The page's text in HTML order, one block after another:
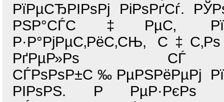
РїРµСЂРІРѕРј РіРѕРґСѓ.
РЅР°СЃС‡РµС‚
Р·Р°РјРµС‚РёС‚СЊ,
РґРµР»Рѕ СЃ
СЃРѕРѕР±С‰РµРЅРёРµРј
РІРѕРЅ. Р РµР·РєРѕ